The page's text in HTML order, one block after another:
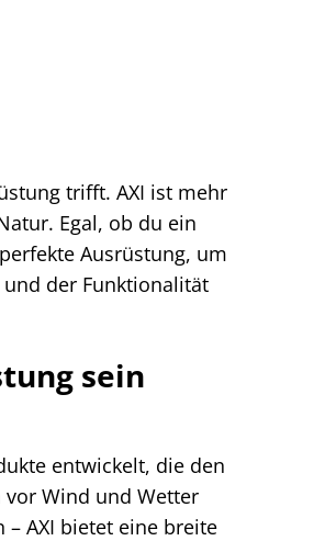
trifft. AXI ist mehr
Egal, ob du ein
Ausrüstung, um
der Funktionalität
sein
entwickelt, die den
vor Wind und Wetter
AXI bietet eine breite